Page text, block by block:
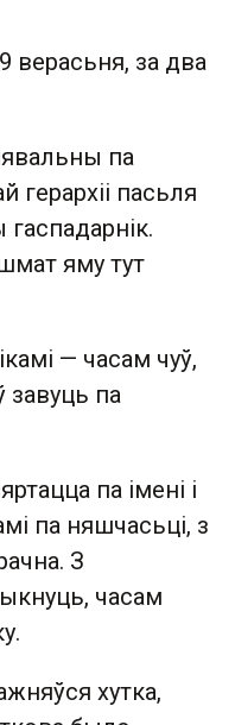
верасьня, за два
па
герархіі пасьля
яму тут
— часам чуў,
завуць па
па імені і
па няшчасьці, з
З
часам
хутка,